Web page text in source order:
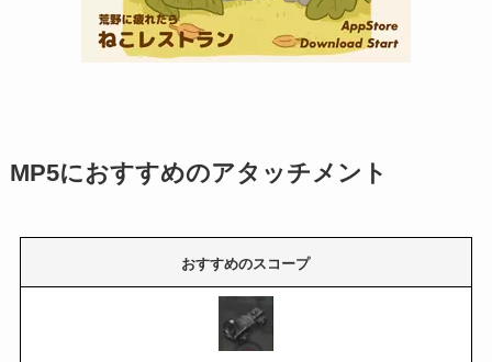
MP5におすすめのアタッチメント
おすすめのスコープ